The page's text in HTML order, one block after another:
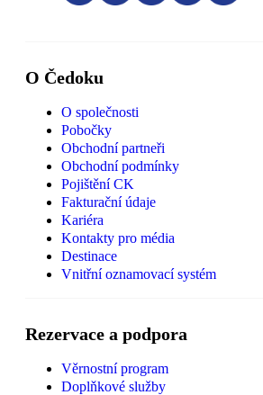
O Čedoku
O společnosti
Pobočky
Obchodní partneři
Obchodní podmínky
Pojištění CK
Fakturační údaje
Kariéra
Kontakty pro média
Destinace
Vnitřní oznamovací systém
Rezervace a podpora
Věrnostní program
Doplňkové služby